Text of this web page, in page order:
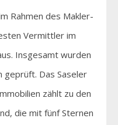
Rahmen des Makler-
Vermittler im
Insgesamt wurden
geprüft. Das Saseler
zählt zu den
die mit fünf Sternen